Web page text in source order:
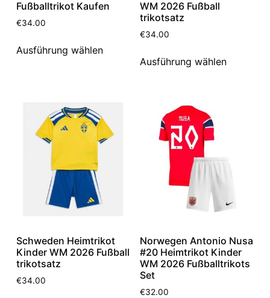
Fußballtrikot Kaufen
€34.00
Ausführung wählen
WM 2026 Fußball
trikotsatz
€34.00
Ausführung wählen
Schweden Heimtrikot
Kinder WM 2026 Fußball
trikotsatz
€34.00
Norwegen Antonio Nusa
#20 Heimtrikot Kinder
WM 2026 Fußballtrikots
Set
€32.00